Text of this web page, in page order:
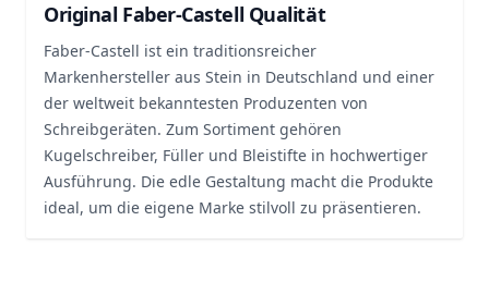
Original Faber-Castell Qualität
Faber-Castell ist ein traditionsreicher
Markenhersteller aus Stein in Deutschland und einer
der weltweit bekanntesten Produzenten von
Schreibgeräten. Zum Sortiment gehören
Kugelschreiber, Füller und Bleistifte in hochwertiger
Ausführung. Die edle Gestaltung macht die Produkte
ideal, um die eigene Marke stilvoll zu präsentieren.